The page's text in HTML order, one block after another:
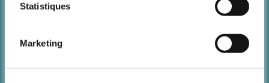
Statistiques
Marketing
Pilates
Natation